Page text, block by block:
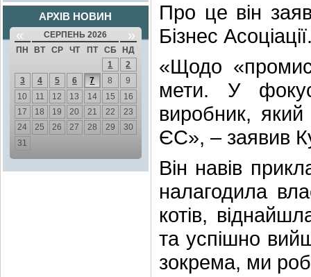
АРХІВ НОВИН
« СЕРПЕНЬ 2026 »
ПН ВТ СР ЧТ ПТ СБ
НД
1
2
3
4 5 6 7 8
9
10
11 12 13 14 15
16
17
18 19 20 21 22
23
24
25 26 27 28 29
30
31
Про це він
Бізнес
«Щодо
мети. У
виробник,
ЄС», – заявив
Він навів
налагодила
котів,
та успішно
зокрема, ми